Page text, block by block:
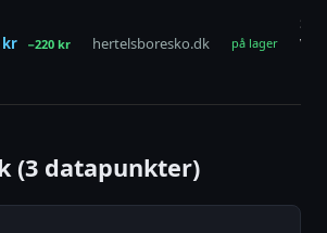
kr −220 kr hertelsboresko.dk på lager
(3 datapunkter)